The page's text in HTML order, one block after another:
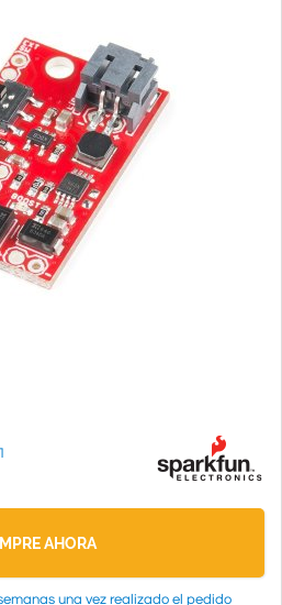
AHORA
una vez realizado el pedido